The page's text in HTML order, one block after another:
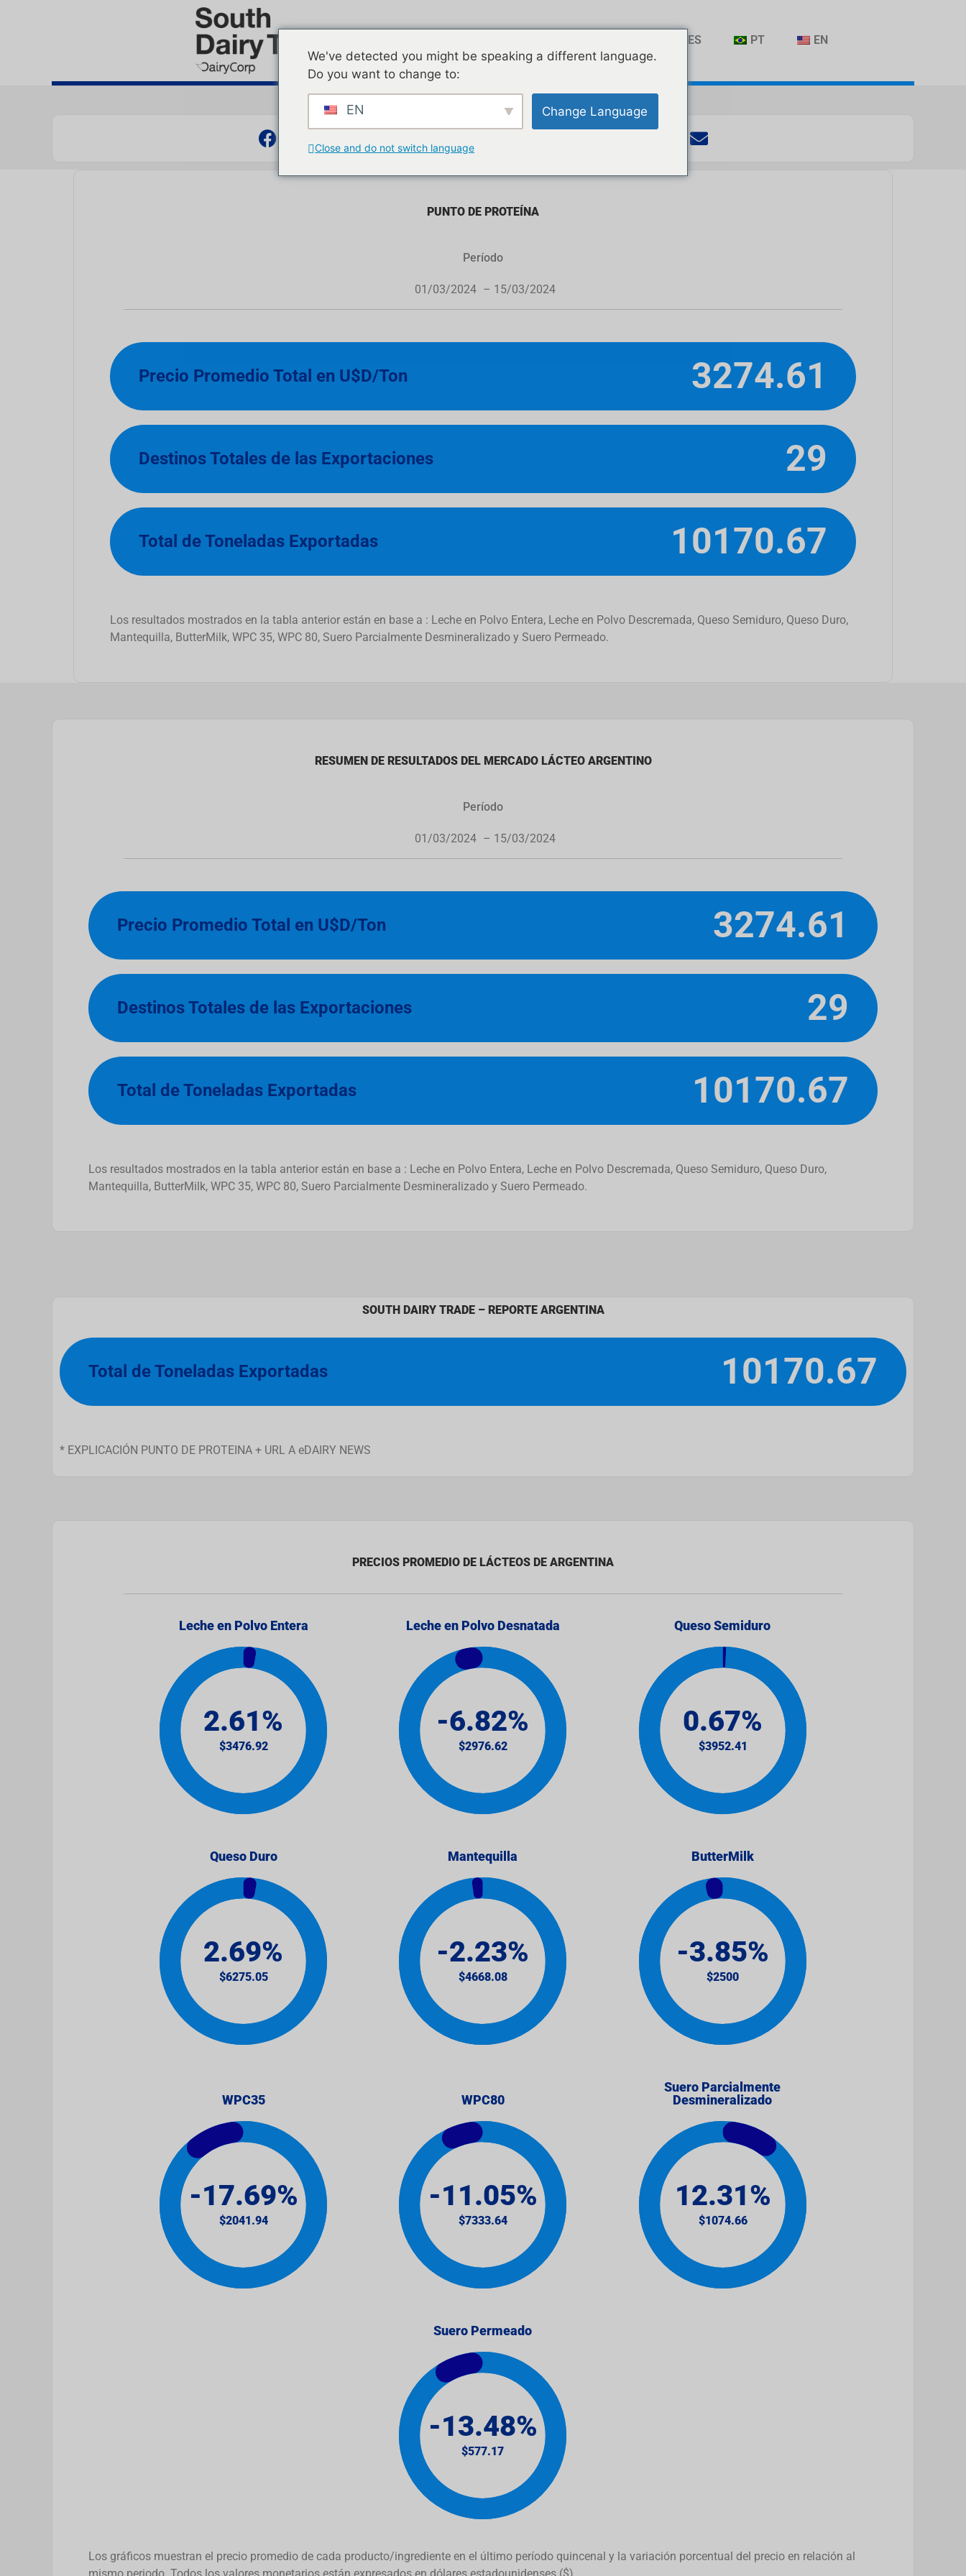
ES PT EN
PUNTO DE PROTEÍNA
Período
01/03/2024 – 15/03/2024
Precio Promedio Total en U$D/Ton 3274.61
Destinos Totales de las Exportaciones 29
Total de Toneladas Exportadas 10170.67
Los resultados mostrados en la tabla anterior están en base a : Leche en Polvo Entera, Leche en Polvo Descremada, Queso Semiduro, Queso Duro,
Mantequilla, ButterMilk, WPC 35, WPC 80, Suero Parcialmente Desmineralizado y Suero Permeado.
RESUMEN DE RESULTADOS DEL MERCADO LÁCTEO ARGENTINO
Período
01/03/2024 – 15/03/2024
Precio Promedio Total en U$D/Ton 3274.61
Destinos Totales de las Exportaciones 29
Total de Toneladas Exportadas 10170.67
Los resultados mostrados en la tabla anterior están en base a : Leche en Polvo Entera, Leche en Polvo Descremada, Queso Semiduro, Queso Duro,
Mantequilla, ButterMilk, WPC 35, WPC 80, Suero Parcialmente Desmineralizado y Suero Permeado.
SOUTH DAIRY TRADE – REPORTE ARGENTINA
Total de Toneladas Exportadas 10170.67
* EXPLICACIÓN PUNTO DE PROTEINA + URL A eDAIRY NEWS
PRECIOS PROMEDIO DE LÁCTEOS DE ARGENTINA
Leche en Polvo Entera Leche en Polvo Desnatada Queso Semiduro
Queso Duro Mantequilla ButterMilk
WPC35 WPC80
Suero Parcialmente
Desmineralizado
Suero Permeado
Los gráficos muestran el precio promedio de cada producto/ingrediente en el último período quincenal y la variación porcentual del precio en relación al
We've detected you might be speaking a different language.
Do you want to change to:
EN Change Language
Close and do not switch language